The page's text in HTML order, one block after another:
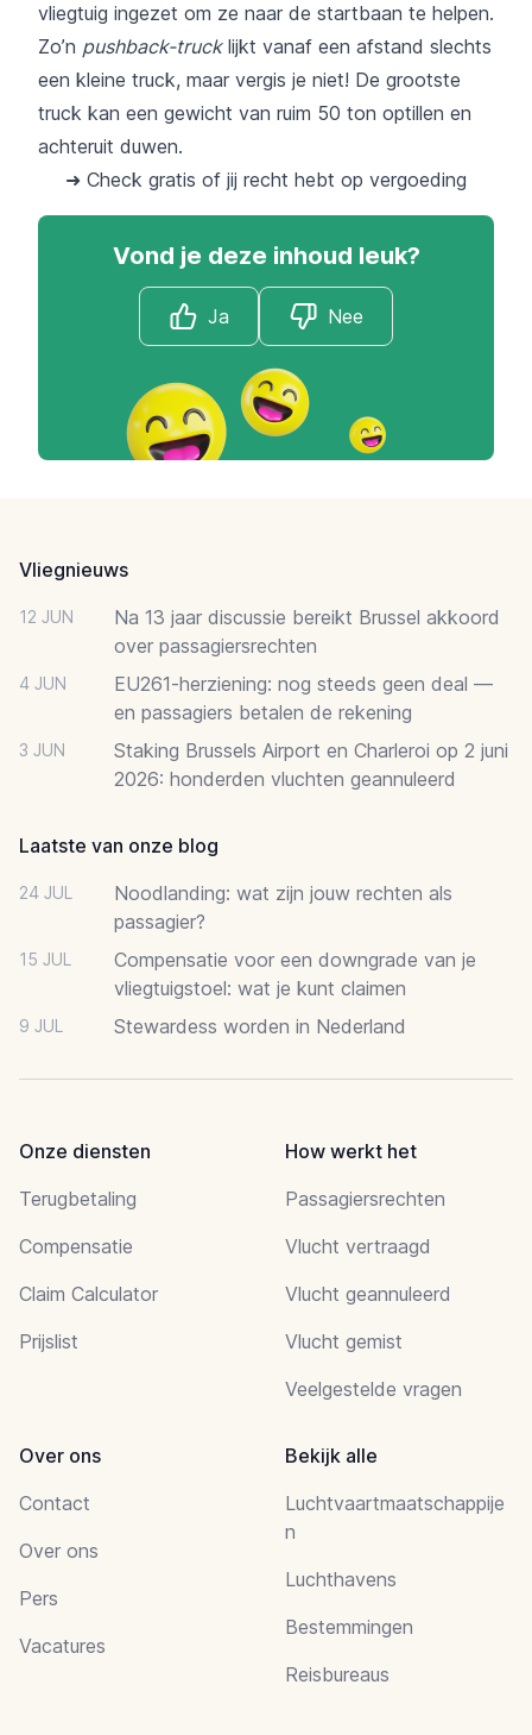
vliegtuig ingezet om ze naar de startbaan te helpen.
Zo’n pushback-trucklijkt vanaf een afstand slechts
een kleine truck, maar vergis je niet! De grootste
truck kan een gewicht van ruim 50 ton optillen en
achteruit duwen.
➜ Check gratis of jij recht hebt op vergoeding
Vond je deze inhoud leuk?
Ja Nee
Vliegnieuws
12 JUN
Na 13 jaar discussie bereikt Brussel akkoord
over passagiersrechten
4 JUN
EU261-herziening: nog steeds geen deal —
en passagiers betalen de rekening
3 JUN
Staking Brussels Airport en Charleroi op 2 juni
2026: honderden vluchten geannuleerd
Laatste van onze blog
24 JUL
Noodlanding: wat zijn jouw rechten als
passagier?
15 JUL
Compensatie voor een downgrade van je
vliegtuigstoel: wat je kunt claimen
9 JUL Stewardess worden in Nederland
Onze diensten
Terugbetaling
Compensatie
Claim Calculator
Prijslist
How werkt het
Passagiersrechten
Vlucht vertraagd
Vlucht geannuleerd
Vlucht gemist
Veelgestelde vragen
Over ons
Contact
Over ons
Pers
Vacatures
Bekijk alle
Luchtvaartmaatschappije
n
Luchthavens
Bestemmingen
Reisbureaus